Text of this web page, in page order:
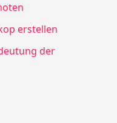
erstellen
der